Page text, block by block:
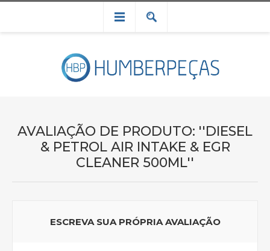
AVALIAÇÃO DE PRODUTO:
DIESEL
& PETROL AIR INTAKE & EGR
CLEANER 500ML
ESCREVA SUA PRÓPRIA AVALIAÇÃO